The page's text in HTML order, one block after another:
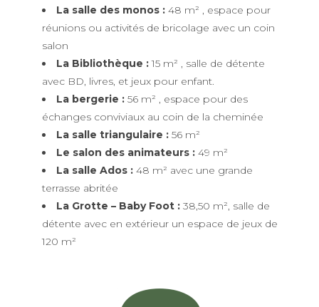
La salle des monos :48 m² , espace pour
réunions ou activités de bricolage avec un coin
salon
La Bibliothèque :15 m² , salle de détente
avec BD, livres, et jeux pour enfant.
La bergerie :56 m² , espace pour des
échanges conviviaux au coin de la cheminée
La salle triangulaire :56 m²
Le salon des animateurs :49 m²
La salle Ados :48 m² avec une grande
terrasse abritée
La Grotte – Baby Foot :38,50 m², salle de
détente avec en extérieur un espace de jeux de
120 m²